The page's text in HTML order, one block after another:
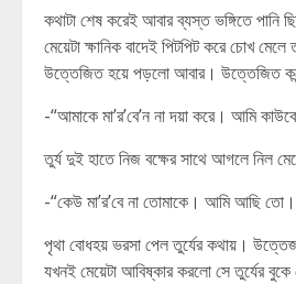
কথাটা শেষ করেই আবার ব্যস্ত ভঙ্গিতে পানি
মেয়েটা ক্ষানিক বাদেই পিটপিট করে চোখ
উত্তেজিত হয়ে পড়লো আবার। উত্তেজিত
-“আমাকে মা’র’বে’ন না দয়া করে। আমি
তুর্য দুই হাতে নিজ বক্ষের সাথে আগলে নিল
-“কেউ মা’র’বে না তোমাকে। আমি আছি
পৃথা বোধহয় ভরসা পেল তুর্যের কথায়।
যখনই মেয়েটা আবিষ্কার করলো সে তুর্যের বুকে